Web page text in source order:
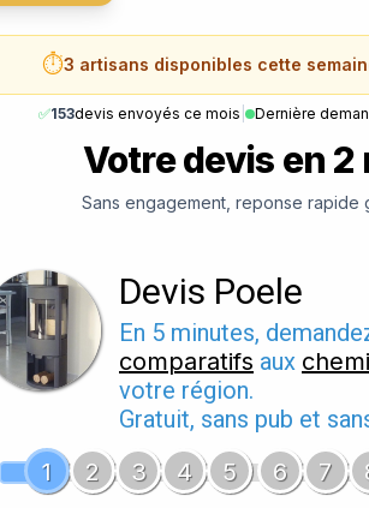
⏱️3 artisans disponibles cette
✅153devis envoyés ce mois Dernière
Votre devis en 2
Sans engagement, reponse rapide
Devis Poele
En 5 minutes,
comparatifs aux
votre région.
Gratuit, sans pub et
1
2 3 4 5 6 7